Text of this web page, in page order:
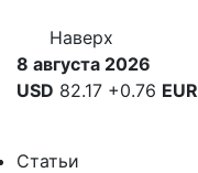
Наверх
8 августа 2026
USD 82.17 +0.76 EUR
Статьи